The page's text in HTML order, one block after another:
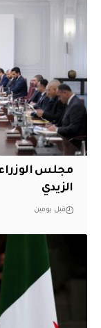
مجلس
الزيدي
قبل يومين